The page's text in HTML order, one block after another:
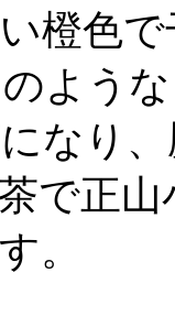
橙色で
よう
なり
で正山
。